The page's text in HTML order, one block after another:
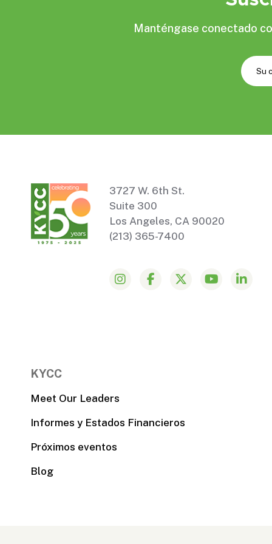
Manténgase conectado
3727 W. 6th St.
Suite 300
Los Angeles, CA 90020
(213) 365-7400
KYCC
Meet Our Leaders
Informes y Estados Financieros
Próximos eventos
Blog